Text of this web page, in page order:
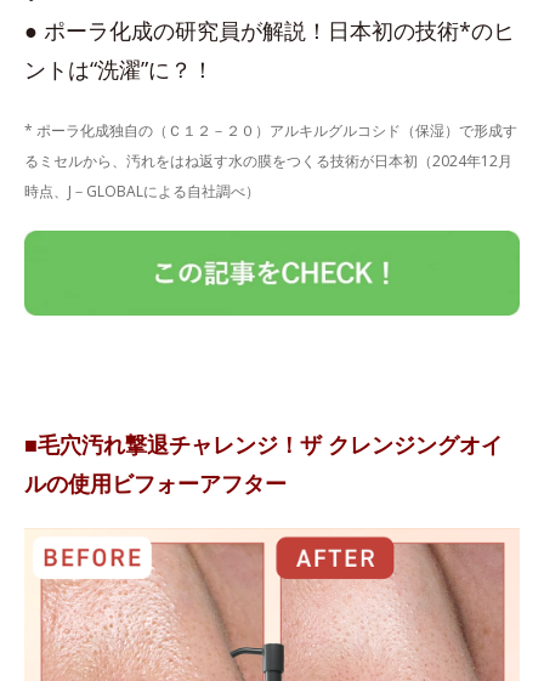
● ポーラ化成の研究員が解説！日本初の技術*のヒ
ントは“洗濯”に？！
* ポーラ化成独自の（Ｃ１２－２０）アルキルグルコシド（保湿）で形成す
るミセルから、汚れをはね返す水の膜をつくる技術が日本初（2024年12月
時点、J－GLOBALによる自社調べ）
■毛穴汚れ撃退チャレンジ！ザ クレンジングオイ
ルの使用ビフォーアフター